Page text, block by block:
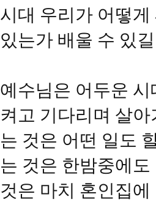
시대 우리가 어떻
있는가 배울 수 있
예수님은 어두운
켜고 기다리며 살
는 것은 어떤 일도
는 것은 한밤중에
것은 마치 혼인집